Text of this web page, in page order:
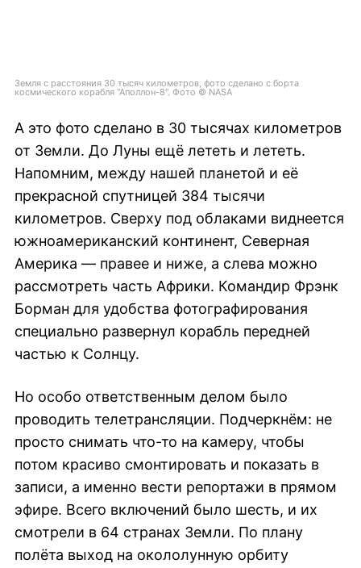
Земля с расстояния 30 тысяч километров, фото сделано с борта
космического корабля "Аполлон-8". Фото © NASA
А это фото сделано в 30 тысячах километров
от Земли. До Луны ещё лететь и лететь.
Напомним, между нашей планетой и её
прекрасной спутницей 384 тысячи
километров. Сверху под облаками виднеется
южноамериканский континент, Северная
Америка — правее и ниже, а слева можно
рассмотреть часть Африки. Командир Фрэнк
Борман для удобства фотографирования
специально развернул корабль передней
частью к Солнцу.
Но особо ответственным делом было
проводить телетрансляции. Подчеркнём: не
просто снимать что-то на камеру, чтобы
потом красиво смонтировать и показать в
записи, а именно вести репортажи в прямом
эфире. Всего включений было шесть, и их
смотрели в 64 странах Земли. По плану
полёта выход на окололунную орбиту